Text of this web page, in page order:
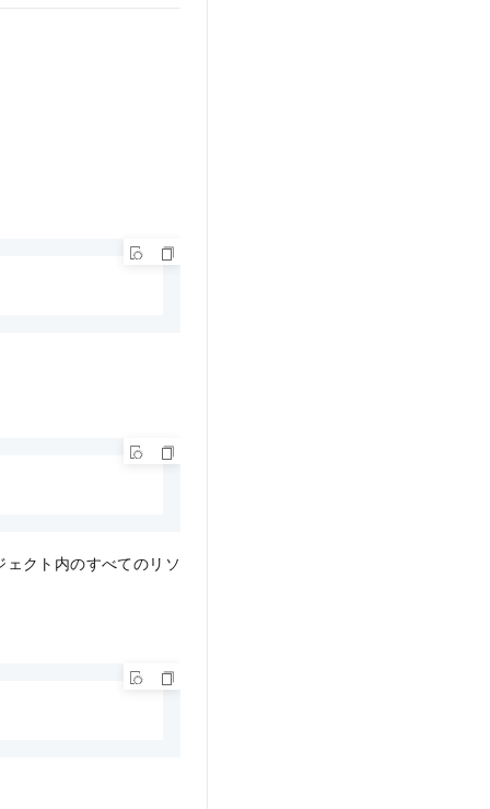
クト内のすべてのリソ